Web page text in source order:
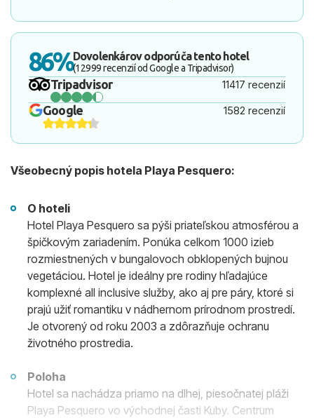
86%Dovolenkárov odporúča tento hotel
(12999 recenzií od Google a Tripadvisor)
Tripadvisor 11417 recenzií
Google 1582 recenzií
Všeobecný popis hotela Playa Pesquero:
O hoteli
Hotel Playa Pesquero sa pýši priateľskou atmosférou a
špičkovým zariadením. Ponúka celkom 1000 izieb
rozmiestnených v bungalovoch obklopených bujnou
vegetáciou. Hotel je ideálny pre rodiny hľadajúce
komplexné all inclusive služby, ako aj pre páry, ktoré si
prajú užiť romantiku v nádhernom prírodnom prostredí.
Je otvorený od roku 2003 a zdôrazňuje ochranu
životného prostredia.
Poloha
Hotel sa nachádza priamo na dlhej, piesočnatej pláži
Playa Pesquero vo východnej časti Kuby. Centrum